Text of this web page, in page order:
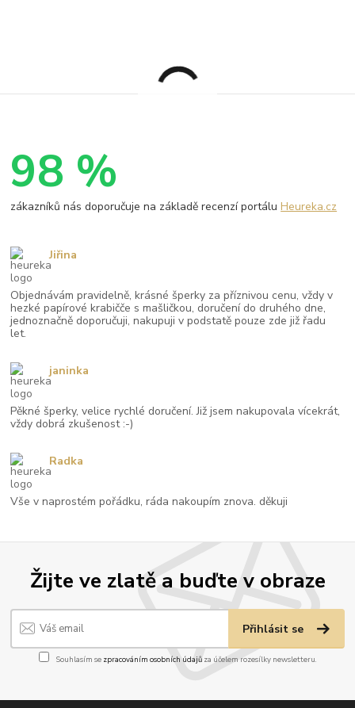
Žijte ve zlatě a buďte v obraze
Přihlásit se
Souhlasím se zpracováním osobních údajůza účelem rozesílky newsletteru.
98 %
zákazníků nás doporučuje na základě recenzí portáluHeureka.cz
Objednávám pravidelně, krásné šperky za příznivou cenu, vždy v
hezké papírové krabičče s mašličkou, doručení do druhého dne,
jednoznačně doporučuji, nakupuji v podstatě pouze zde již řadu
let.
Jiřina
Pěkné šperky, velice rychlé doručení. Již jsem nakupovala vícekrát,
vždy dobrá zkušenost :-)
janinka
Vše v naprostém pořádku, ráda nakoupím znova. děkuji
Radka